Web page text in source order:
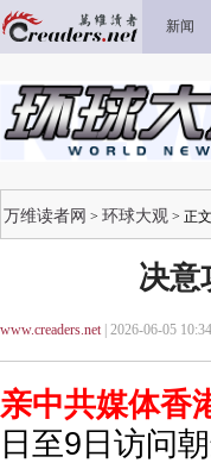
新闻
万维读者网 > 环球大观 > 正文
决意
www.creaders.net| 2026-06-05
亲中共媒体香
日至9日访问